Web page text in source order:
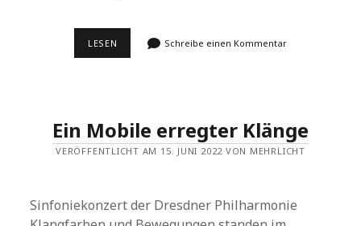
LESEN Schreibe einen Kommentar
Ein Mobile erregter Klänge
VERÖFFENTLICHT AM 15. JUNI 2022 VON MEHRLICHT
Sinfoniekonzert der Dresdner Philharmonie